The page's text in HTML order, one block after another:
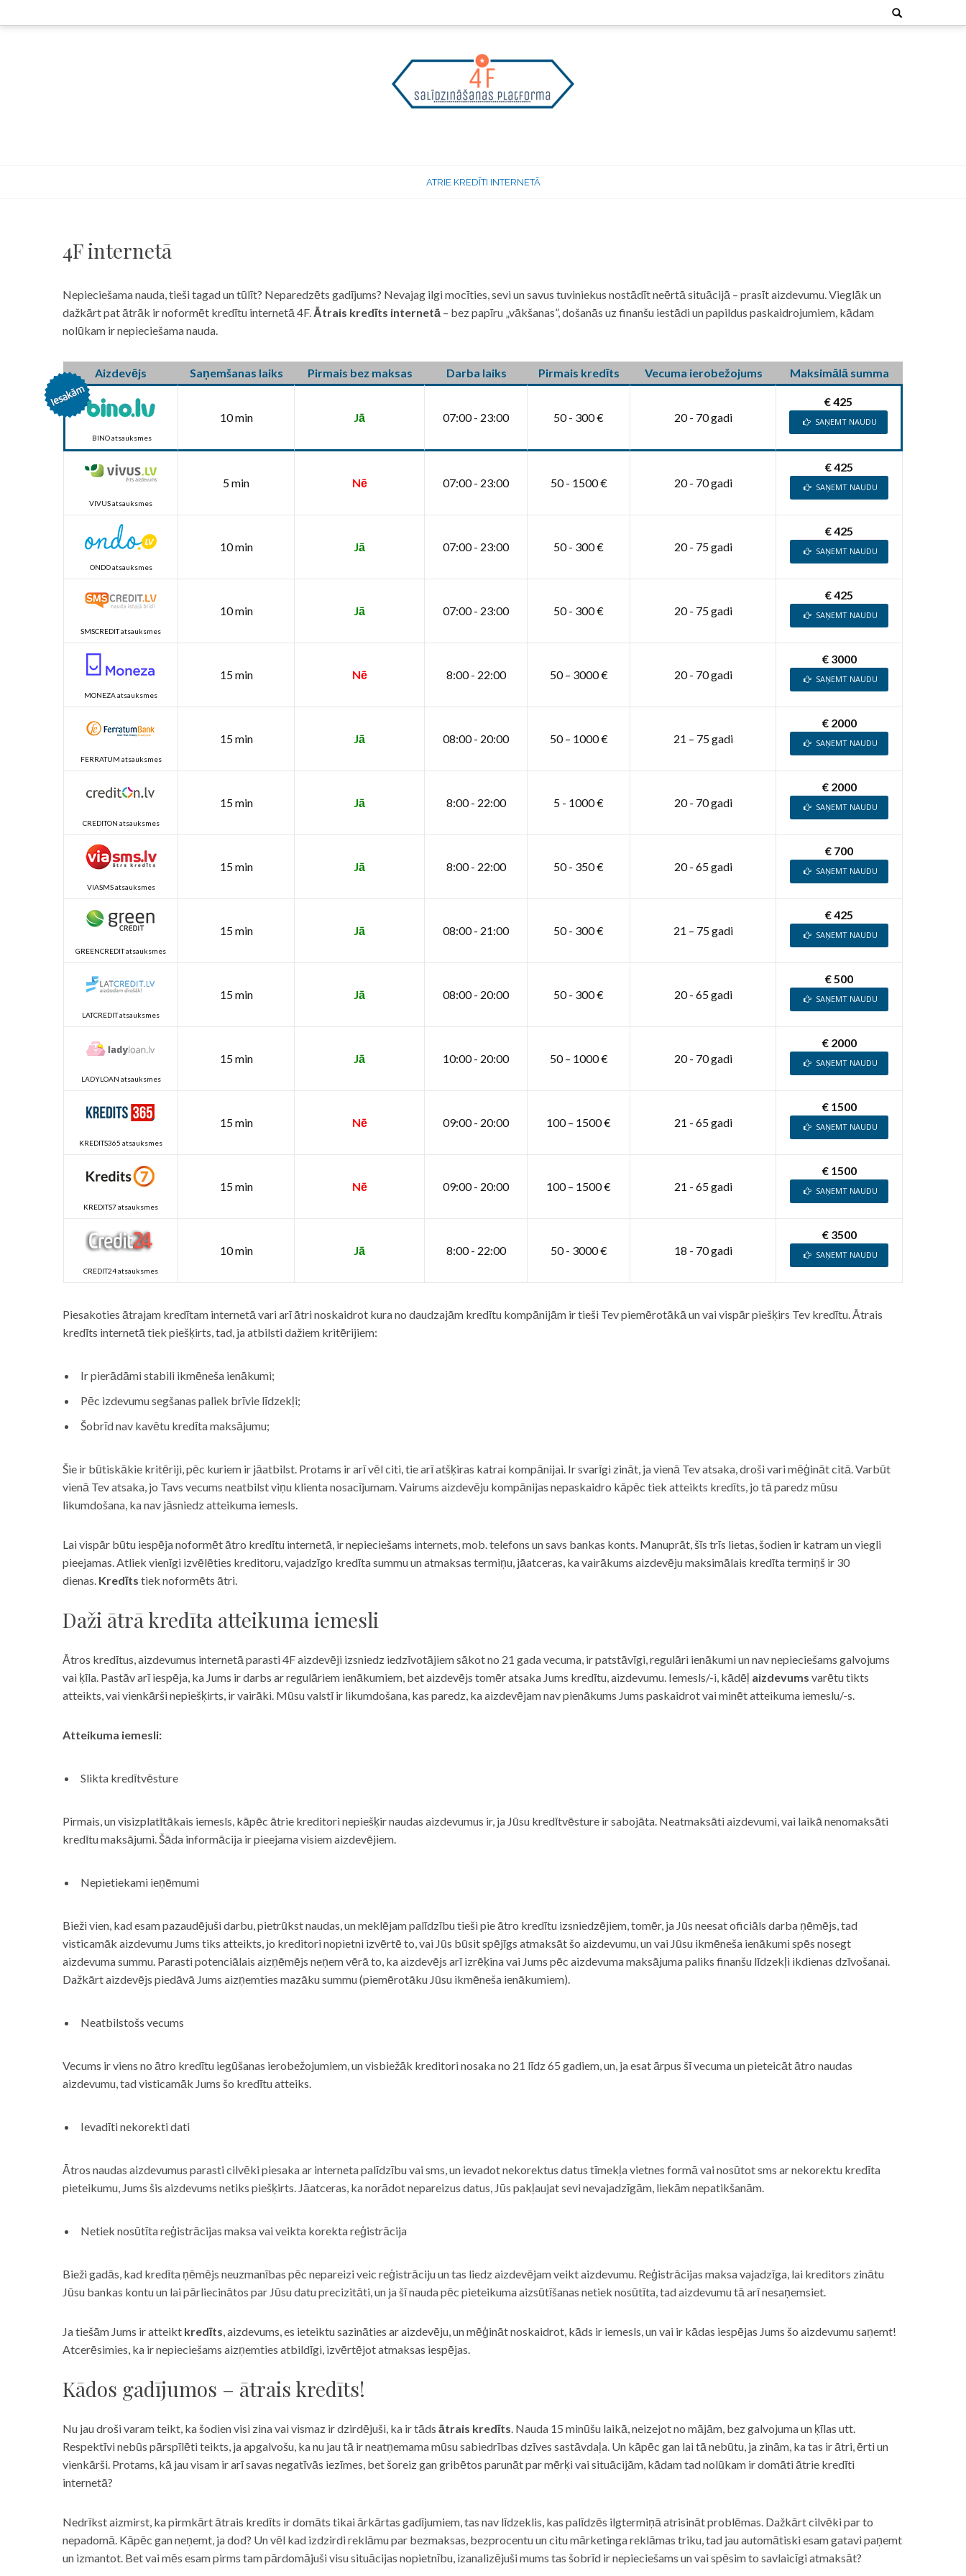
to
Search
for:
ATRIE KREDĪTI INTERNETĀ
4F internetā
Nepieciešama nauda, tieši tagad un tūlīt? Neparedzēts gadījums? Nevajag ilgi mocīties, sevi un savus tuviniekus nostādīt neērtā situācijā – prasīt aizdevumu. Vieglāk un
dažkārt pat ātrāk ir noformēt kredītu internetā 4F. Ātrais kredīts internetā – bez papīru „vākšanas”, došanās uz finanšu iestādi un papildus paskaidrojumiem, kādam
nolūkam ir nepieciešama nauda.
Aizdevējs Saņemšanas laiks Pirmais bez maksas Darba laiks Pirmais kredīts Vecuma ierobežojums Maksimālā summa
BINO atsauksmes
10 min Jā 07:00 - 23:00 50 - 300 € 20 - 70 gadi
€ 425
SAŅEMT NAUDU
VIVUS atsauksmes
5 min Nē 07:00 - 23:00 50 - 1500 € 20 - 70 gadi
€ 425
SAŅEMT NAUDU
ONDO atsauksmes
10 min Jā 07:00 - 23:00 50 - 300 € 20 - 75 gadi
€ 425
SAŅEMT NAUDU
SMSCREDIT atsauksmes
10 min Jā 07:00 - 23:00 50 - 300 € 20 - 75 gadi
€ 425
SAŅEMT NAUDU
MONEZA atsauksmes
15 min Nē 8:00 - 22:00 50 – 3000 € 20 - 70 gadi
€ 3000
SAŅEMT NAUDU
FERRATUM atsauksmes
15 min Jā 08:00 - 20:00 50 – 1000 € 21 – 75 gadi
€ 2000
SAŅEMT NAUDU
CREDITON atsauksmes
15 min Jā 8:00 - 22:00 5 - 1000 € 20 - 70 gadi
€ 2000
SAŅEMT NAUDU
VIASMS atsauksmes
15 min Jā 8:00 - 22:00 50 - 350 € 20 - 65 gadi
€ 700
SAŅEMT NAUDU
GREENCREDIT atsauksmes
15 min Jā 08:00 - 21:00 50 - 300 € 21 – 75 gadi
€ 425
SAŅEMT NAUDU
LATCREDIT atsauksmes
15 min Jā 08:00 - 20:00 50 - 300 € 20 - 65 gadi
€ 500
SAŅEMT NAUDU
LADYLOAN atsauksmes
15 min Jā 10:00 - 20:00 50 – 1000 € 20 - 70 gadi
€ 2000
SAŅEMT NAUDU
KREDITS365 atsauksmes
15 min Nē 09:00 - 20:00 100 – 1500 € 21 - 65 gadi
€ 1500
SAŅEMT NAUDU
KREDITS7 atsauksmes
15 min Nē 09:00 - 20:00 100 – 1500 € 21 - 65 gadi
€ 1500
SAŅEMT NAUDU
CREDIT24 atsauksmes
10 min Jā 8:00 - 22:00 50 - 3000 € 18 - 70 gadi
€ 3500
SAŅEMT NAUDU
Piesakoties ātrajam kredītam internetā vari arī ātri noskaidrot kura no daudzajām kredītu kompānijām ir tieši Tev piemērotākā un vai vispār piešķirs Tev kredītu. Ātrais
kredīts internetā tiek piešķirts, tad, ja atbilsti dažiem kritērijiem:
Ir pierādāmi stabili ikmēneša ienākumi;
Pēc izdevumu segšanas paliek brīvie līdzekļi;
Šobrīd nav kavētu kredīta maksājumu;
Šie ir būtiskākie kritēriji, pēc kuriem ir jāatbilst. Protams ir arī vēl citi, tie arī atšķiras katrai kompānijai. Ir svarīgi zināt, ja vienā Tev atsaka, droši vari mēģināt citā. Varbūt
vienā Tev atsaka, jo Tavs vecums neatbilst viņu klienta nosacījumam. Vairums aizdevēju kompānijas nepaskaidro kāpēc tiek atteikts kredīts, jo tā paredz mūsu
likumdošana, ka nav jāsniedz atteikuma iemesls.
Lai vispār būtu iespēja noformēt ātro kredītu internetā, ir nepieciešams internets, mob. telefons un savs bankas konts. Manuprāt, šīs trīs lietas, šodien ir katram un viegli
pieejamas. Atliek vienīgi izvēlēties kreditoru, vajadzīgo kredīta summu un atmaksas termiņu, jāatceras, ka vairākums aizdevēju maksimālais kredīta termiņš ir 30
dienas. Kredīts tiek noformēts ātri.
Daži ātrā kredīta atteikuma iemesli
Ātros kredītus, aizdevumus internetā parasti 4F aizdevēji izsniedz iedzīvotājiem sākot no 21 gada vecuma, ir patstāvīgi, regulāri ienākumi un nav nepieciešams galvojums
vai ķīla. Pastāv arī iespēja, ka Jums ir darbs ar regulāriem ienākumiem, bet aizdevējs tomēr atsaka Jums kredītu, aizdevumu. Iemesls/-i, kādēļ aizdevums varētu tikts
atteikts, vai vienkārši nepiešķirts, ir vairāki. Mūsu valstī ir likumdošana, kas paredz, ka aizdevējam nav pienākums Jums paskaidrot vai minēt atteikuma iemeslu/-s.
Atteikuma iemesli:
Slikta kredītvēsture
Pirmais, un visizplatītākais iemesls, kāpēc ātrie kreditori nepiešķir naudas aizdevumus ir, ja Jūsu kredītvēsture ir sabojāta. Neatmaksāti aizdevumi, vai laikā nenomaksāti
kredītu maksājumi. Šāda informācija ir pieejama visiem aizdevējiem.
Nepietiekami ieņēmumi
Bieži vien, kad esam pazaudējuši darbu, pietrūkst naudas, un meklējam palīdzību tieši pie ātro kredītu izsniedzējiem, tomēr, ja Jūs neesat oficiāls darba ņēmējs, tad
visticamāk aizdevumu Jums tiks atteikts, jo kreditori nopietni izvērtē to, vai Jūs būsit spējīgs atmaksāt šo aizdevumu, un vai Jūsu ikmēneša ienākumi spēs nosegt
aizdevuma summu. Parasti potenciālais aizņēmējs neņem vērā to, ka aizdevējs arī izrēķina vai Jums pēc aizdevuma maksājuma paliks finanšu līdzekļi ikdienas dzīvošanai.
Dažkārt aizdevējs piedāvā Jums aizņemties mazāku summu (piemērotāku Jūsu ikmēneša ienākumiem).
Neatbilstošs vecums
Vecums ir viens no ātro kredītu iegūšanas ierobežojumiem, un visbiežāk kreditori nosaka no 21 līdz 65 gadiem, un, ja esat ārpus šī vecuma un pieteicāt ātro naudas
aizdevumu, tad visticamāk Jums šo kredītu atteiks.
Ievadīti nekorekti dati
Ātros naudas aizdevumus parasti cilvēki piesaka ar interneta palīdzību vai sms, un ievadot nekorektus datus tīmekļa vietnes formā vai nosūtot sms ar nekorektu kredīta
pieteikumu, Jums šis aizdevums netiks piešķirts. Jāatceras, ka norādot nepareizus datus, Jūs pakļaujat sevi nevajadzīgām, liekām nepatikšanām.
Netiek nosūtīta reģistrācijas maksa vai veikta korekta reģistrācija
Bieži gadās, kad kredīta ņēmējs neuzmanības pēc nepareizi veic reģistrāciju un tas liedz aizdevējam veikt aizdevumu. Reģistrācijas maksa vajadzīga, lai kreditors zinātu
Jūsu bankas kontu un lai pārliecinātos par Jūsu datu precizitāti, un ja šī nauda pēc pieteikuma aizsūtīšanas netiek nosūtīta, tad aizdevumu tā arī nesaņemsiet.
Ja tiešām Jums ir atteikt kredīts, aizdevums, es ieteiktu sazināties ar aizdevēju, un mēģināt noskaidrot, kāds ir iemesls, un vai ir kādas iespējas Jums šo aizdevumu saņemt!
Atcerēsimies, ka ir nepieciešams aizņemties atbildīgi, izvērtējot atmaksas iespējas.
Kādos gadījumos – ātrais kredīts!
Nu jau droši varam teikt, ka šodien visi zina vai vismaz ir dzirdējuši, ka ir tāds ātrais kredīts. Nauda 15 minūšu laikā, neizejot no mājām, bez galvojuma un ķīlas utt.
Respektīvi nebūs pārspīlēti teikts, ja apgalvošu, ka nu jau tā ir neatņemama mūsu sabiedrības dzīves sastāvdaļa. Un kāpēc gan lai tā nebūtu, ja zinām, ka tas ir ātri, ērti un
vienkārši. Protams, kā jau visam ir arī savas negatīvās iezīmes, bet šoreiz gan gribētos parunāt par mērķi vai situācijām, kādam tad nolūkam ir domāti ātrie kredīti
internetā?
Nedrīkst aizmirst, ka pirmkārt ātrais kredīts ir domāts tikai ārkārtas gadījumiem, tas nav līdzeklis, kas palīdzēs ilgtermiņā atrisināt problēmas. Dažkārt cilvēki par to
nepadomā. Kāpēc gan neņemt, ja dod? Un vēl kad izdzirdi reklāmu par bezmaksas, bezprocentu un citu mārketinga reklāmas triku, tad jau automātiski esam gatavi paņemt
un izmantot. Bet vai mēs esam pirms tam pārdomājuši visu situācijas nopietnību, izanalizējuši mums tas šobrīd ir nepieciešams un vai spēsim to savlaicīgi atmaksāt?